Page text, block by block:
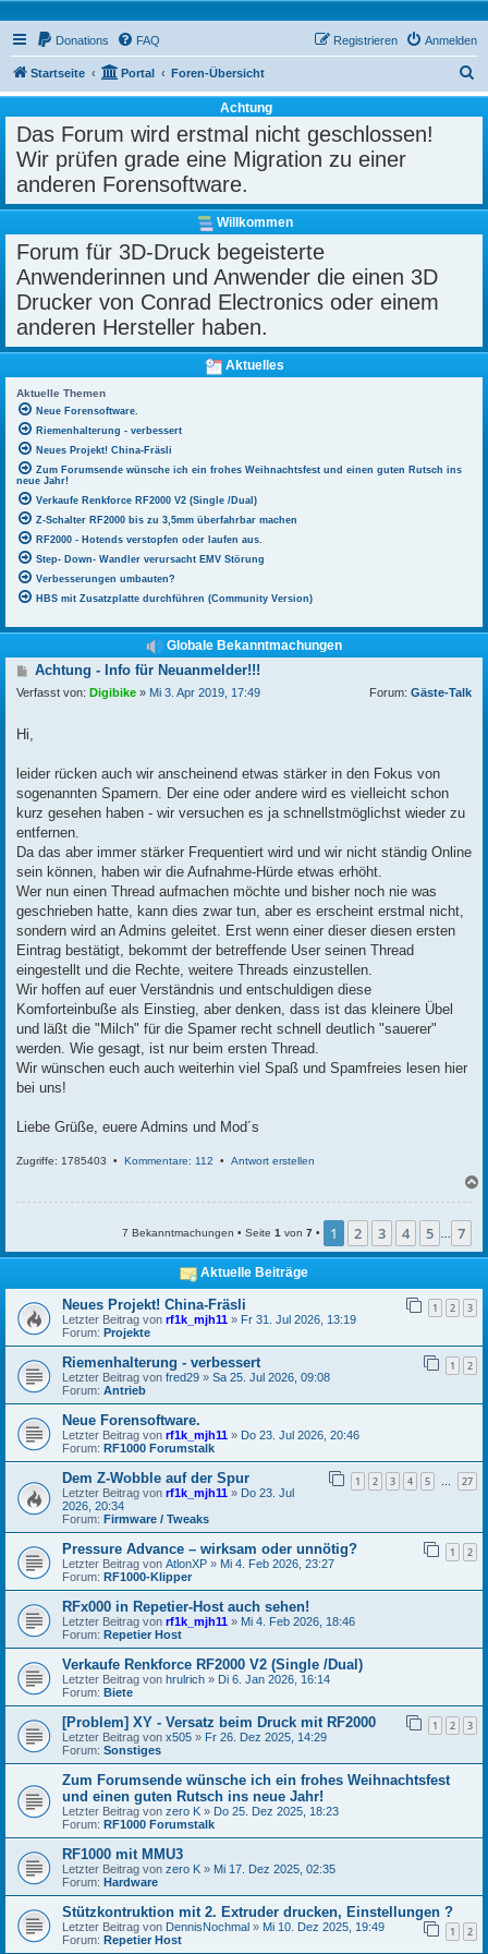
Donations FAQ Anmelden
Registrieren
Startseite Portal Foren-Übersicht
u
Achtung
Das Forum wird erstmal nicht geschlossen!
Wir prüfen grade eine Migration zu einer
anderen Forensoftware.
Willkommen
Forum für 3D-Druck begeisterte
Anwenderinnen und Anwender die einen 3D
Drucker von Conrad Electronics oder einem
anderen Hersteller haben.
Aktuelles
Aktuelle Themen
Neue Forensoftware.
Riemenhalterung - verbessert
Neues Projekt! China-Fräsli
Zum Forumsende wünsche ich ein frohes Weihnachtsfest und einen guten Rutsch ins
neue Jahr!
Verkaufe Renkforce RF2000 V2 (Single /Dual)
Z-Schalter RF2000 bis zu 3,5mm überfahrbar machen
RF2000 - Hotends verstopfen oder laufen aus.
Step- Down- Wandler verursacht EMV Störung
Verbesserungen umbauten?
HBS mit Zusatzplatte durchführen (Community Version)
Globale Bekanntmachungen
B
e
i
a
Achtung - Info für Neuanmelder!!!
Verfasst von: Digibike » Mi 3. Apr 2019, 17:49 Forum: Gäste-Talk
Hi,
leider rücken auch wir anscheinend etwas stärker in den Fokus von
sogenannten Spamern. Der eine oder andere wird es vielleicht schon
kurz gesehen haben - wir versuchen es ja schnellstmöglichst wieder zu
entfernen.
Da das aber immer stärker Frequentiert wird und wir nicht ständig Online
sein können, haben wir die Aufnahme-Hürde etwas erhöht.
Wer nun einen Thread aufmachen möchte und bisher noch nie was
geschrieben hatte, kann dies zwar tun, aber es erscheint erstmal nicht,
sondern wird an Admins geleitet. Erst wenn einer dieser diesen ersten
Eintrag bestätigt, bekommt der betreffende User seinen Thread
eingestellt und die Rechte, weitere Threads einzustellen.
Wir hoffen auf euer Verständnis und entschuldigen diese
Komforteinbuße als Einstieg, aber denken, dass ist das kleinere Übel
und läßt die "Milch" für die Spamer recht schnell deutlich "sauerer"
werden. Wie gesagt, ist nur beim ersten Thread.
Wir wünschen euch auch weiterhin viel Spaß und Spamfreies lesen hier
bei uns!
Liebe Grüße, euere Admins und Mod´s
Zugriffe: 1785403 • Kommentare: 112 • Antwort erstellen
b
n
7 Bekanntmachungen • Seite 1 von 7 • 1 2 3 4 5 7
Aktuelle Beiträge
Neues Projekt! China-Fräsli 1 2 3
Letzter Beitrag von rf1k_mjh11 » Fr 31. Jul 2026, 13:19
Forum: Projekte
Riemenhalterung - verbessert 1 2
Letzter Beitrag von fred29 » Sa 25. Jul 2026, 09:08
Forum: Antrieb
Neue Forensoftware.
Letzter Beitrag von rf1k_mjh11 » Do 23. Jul 2026, 20:46
Forum: RF1000 Forumstalk
Dem Z-Wobble auf der Spur 1 2 3 4 5 … 27
Letzter Beitrag von rf1k_mjh11 » Do 23. Jul
2026, 20:34
Forum: Firmware / Tweaks
Pressure Advance – wirksam oder unnötig? 1 2
Letzter Beitrag von AtlonXP » Mi 4. Feb 2026, 23:27
Forum: RF1000-Klipper
RFx000 in Repetier-Host auch sehen!
Letzter Beitrag von rf1k_mjh11 » Mi 4. Feb 2026, 18:46
Forum: Repetier Host
Verkaufe Renkforce RF2000 V2 (Single /Dual)
Letzter Beitrag von hrulrich » Di 6. Jan 2026, 16:14
Forum: Biete
[Problem] XY - Versatz beim Druck mit RF2000 1 2 3
Letzter Beitrag von x505 » Fr 26. Dez 2025, 14:29
Forum: Sonstiges
Zum Forumsende wünsche ich ein frohes Weihnachtsfest
und einen guten Rutsch ins neue Jahr!
Letzter Beitrag von zero K » Do 25. Dez 2025, 18:23
Forum: RF1000 Forumstalk
RF1000 mit MMU3
Letzter Beitrag von zero K » Mi 17. Dez 2025, 02:35
Forum: Hardware
Stützkontruktion mit 2. Extruder drucken, Einstellungen ?
1 2
Letzter Beitrag von DennisNochmal » Mi 10. Dez 2025, 19:49
Forum: Repetier Host